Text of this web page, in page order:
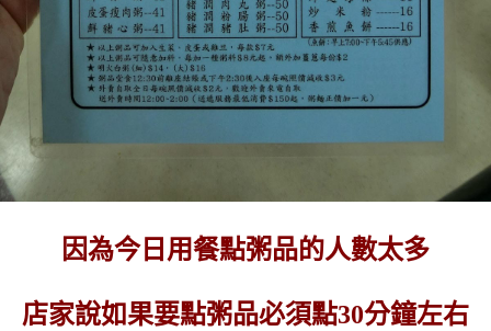
因為今日用餐點粥品的人數太多
店家說如果要點粥品必須點30分鐘左右